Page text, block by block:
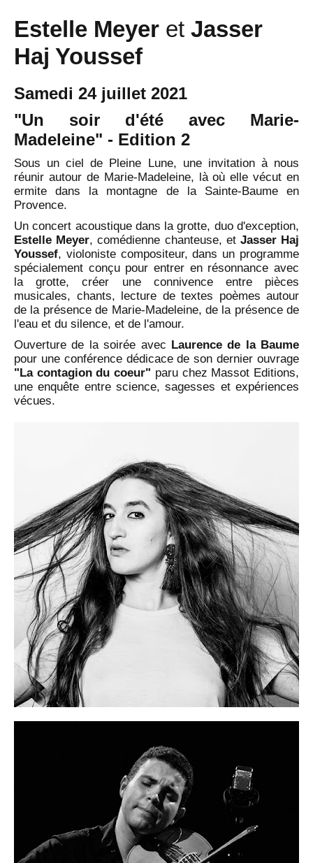
Estelle Meyer et Jasser
Haj Youssef
Samedi 24 juillet 2021
"Un soir d'été avec Marie-
Madeleine" - Edition 2
Sous un ciel de Pleine Lune, une invitation à nous
réunir autour de Marie-Madeleine, là où elle vécut en
ermite dans la montagne de la Sainte-Baume en
Provence.
Un concert acoustique dans la grotte, duo d'exception,
Estelle Meyer, comédienne chanteuse, et Jasser Haj
Youssef, violoniste compositeur, dans un programme
spécialement conçu pour entrer en résonnance avec
la grotte, créer une connivence entre pièces
musicales, chants, lecture de textes poèmes autour
de la présence de Marie-Madeleine, de la présence de
l'eau et du silence, et de l'amour.
Ouverture de la soirée avec Laurence de la Baume
pour une conférence dédicace de son dernier ouvrage
"La contagion du coeur" paru chez Massot Editions,
une enquête entre science, sagesses et expériences
vécues.